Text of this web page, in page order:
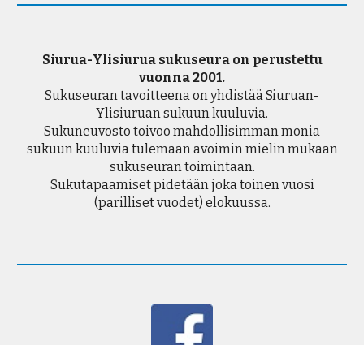
Siurua-Ylisiurua sukuseura on perustettu
vuonna 2001.
Sukuseuran tavoitteena on yhdistää Siuruan-
Ylisiuruan sukuun kuuluvia.
Sukuneuvosto toivoo mahdollisimman monia
sukuun kuuluvia tulemaan avoimin mielin mukaan
sukuseuran toimintaan.
Sukutapaamiset pidetään joka toinen vuosi
(parilliset vuodet) elokuussa.